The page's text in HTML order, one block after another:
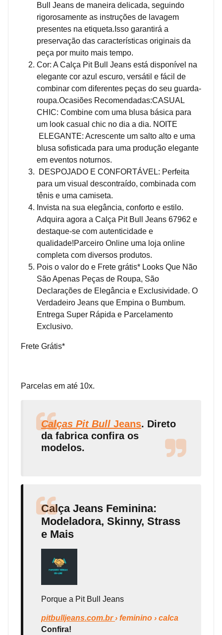
Bull Jeans de maneira delicada, seguindo
rigorosamente as instruções de lavagem
presentes na etiqueta.Isso garantirá a
preservação das características originais da
peça por muito mais tempo.
Cor: A Calça Pit Bull Jeans está disponível na
elegante cor azul escuro, versátil e fácil de
combinar com diferentes peças do seu guarda-
roupa.Ocasiões Recomendadas:CASUAL
CHIC: Combine com uma blusa básica para
um look casual chic no dia a dia. NOITE
ELEGANTE: Acrescente um salto alto e uma
blusa sofisticada para uma produção elegante
em eventos noturnos.
DESPOJADO E CONFORTÁVEL: Perfeita
para um visual descontraído, combinada com
tênis e uma camiseta.
Invista na sua elegância, conforto e estilo.
Adquira agora a Calça Pit Bull Jeans 67962 e
destaque-se com autenticidade e
qualidade!Parceiro Online uma loja online
completa com diversos produtos.
Pois o valor do e Frete grátis* Looks Que Não
São Apenas Peças de Roupa, São
Declarações de Elegância e Exclusividade. O
Verdadeiro Jeans que Empina o Bumbum.
Entrega Super Rápida e Parcelamento
Exclusivo.
Frete Grátis*
Parcelas em até 10x.
Calças Pit Bull Jeans. Direto
da fabrica confira os
modelos.
Calça Jeans Feminina:
Modeladora, Skinny, Strass
e Mais
Porque a Pit Bull Jeans
pitbulljeans.com.br › feminino › calca
Confira!